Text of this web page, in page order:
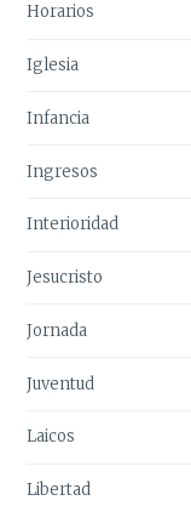
Horarios
Iglesia
Infancia
Ingresos
Interioridad
Jesucristo
Jornada
Juventud
Laicos
Libertad